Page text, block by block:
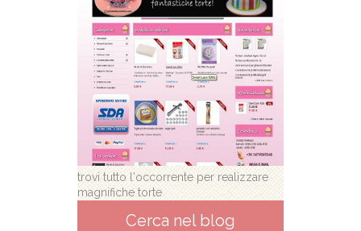
trovi tutto l'occorrente per realizzare
magnifiche torte
Cerca nel blog